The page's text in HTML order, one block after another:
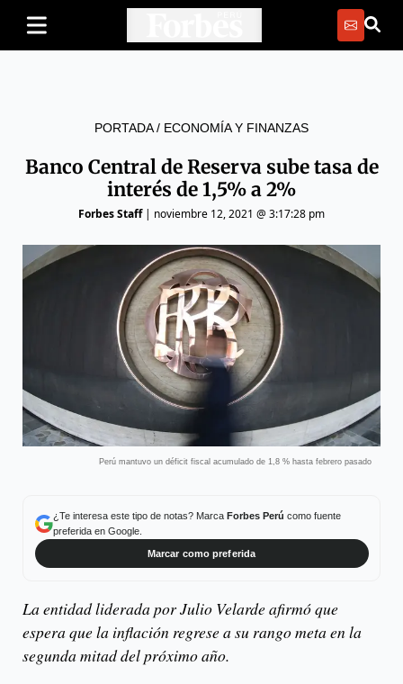
PORTADA/ ECONOMÍA Y FINANZAS
Banco Central de Reserva sube tasa de
interés de 1,5% a 2%
Forbes Staff| noviembre 12, 2021 @ 3:17:28 pm
Perú mantuvo un déficit fiscal acumulado de 1,8 % hasta febrero pasado
¿Te interesa este tipo de notas? Marca Forbes Perú como fuente
preferida en Google.
Marcar como preferida
La entidad liderada por Julio Velarde afirmó que
espera que la inflación regrese a su rango meta en la
segunda mitad del próximo año.